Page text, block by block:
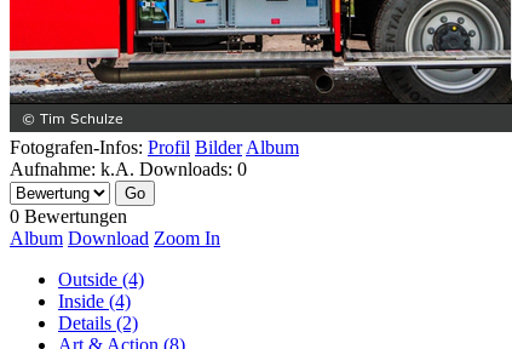
Fotografen-Infos: Profil Bilder Album
Aufnahme: k.A. Downloads: 0
0 Bewertungen
Album Download Zoom In
Outside (4)
Inside (4)
Details (2)
Art & Action (8)